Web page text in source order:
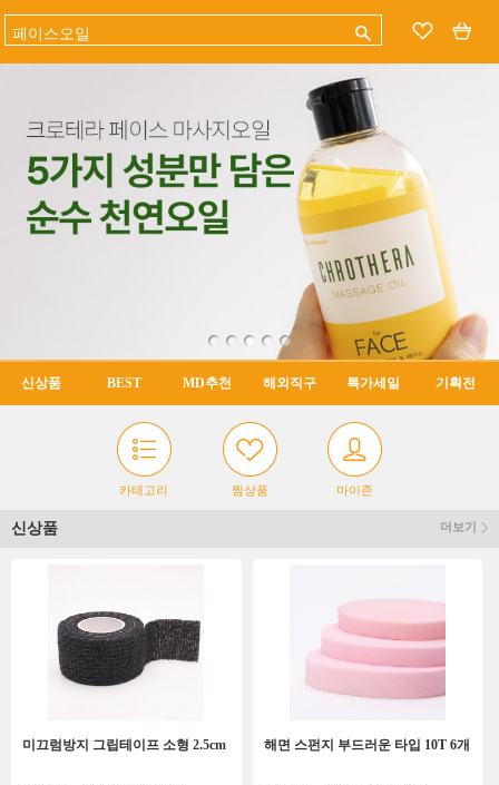
신상품 BEST MD추천 해외직구 특가세일 기획전
카테고리 찜상품 마이존
신상품 더보기
미끄럼방지 그립테이프 소형 2.5cm 해면 스펀지 부드러운 타입 10T 6개